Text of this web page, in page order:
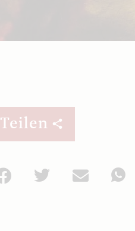
Teilen
Facebook
Twitter Mail